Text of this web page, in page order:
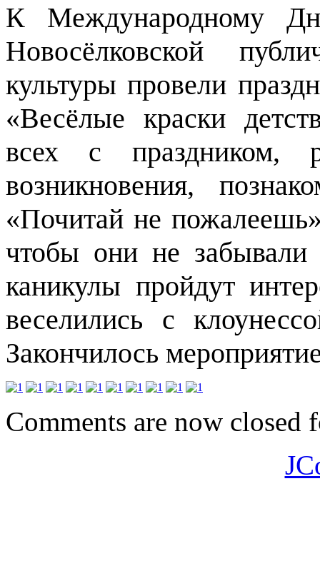
К Международному
Новосёлковской
культуры провели
«Весёлые краски
всех с праздником,
возникновения,
«Почитай не
чтобы они не забывали
каникулы пройдут
веселились с
Закончилось
Comments are now closed